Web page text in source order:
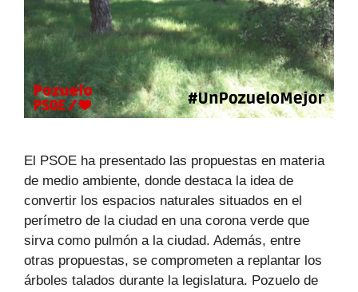
El PSOE ha presentado las propuestas en materia
de medio ambiente, donde destaca la idea de
convertir los espacios naturales situados en el
perímetro de la ciudad en una corona verde que
sirva como pulmón a la ciudad. Además, entre
otras propuestas, se comprometen a replantar los
árboles talados durante la legislatura. Pozuelo de